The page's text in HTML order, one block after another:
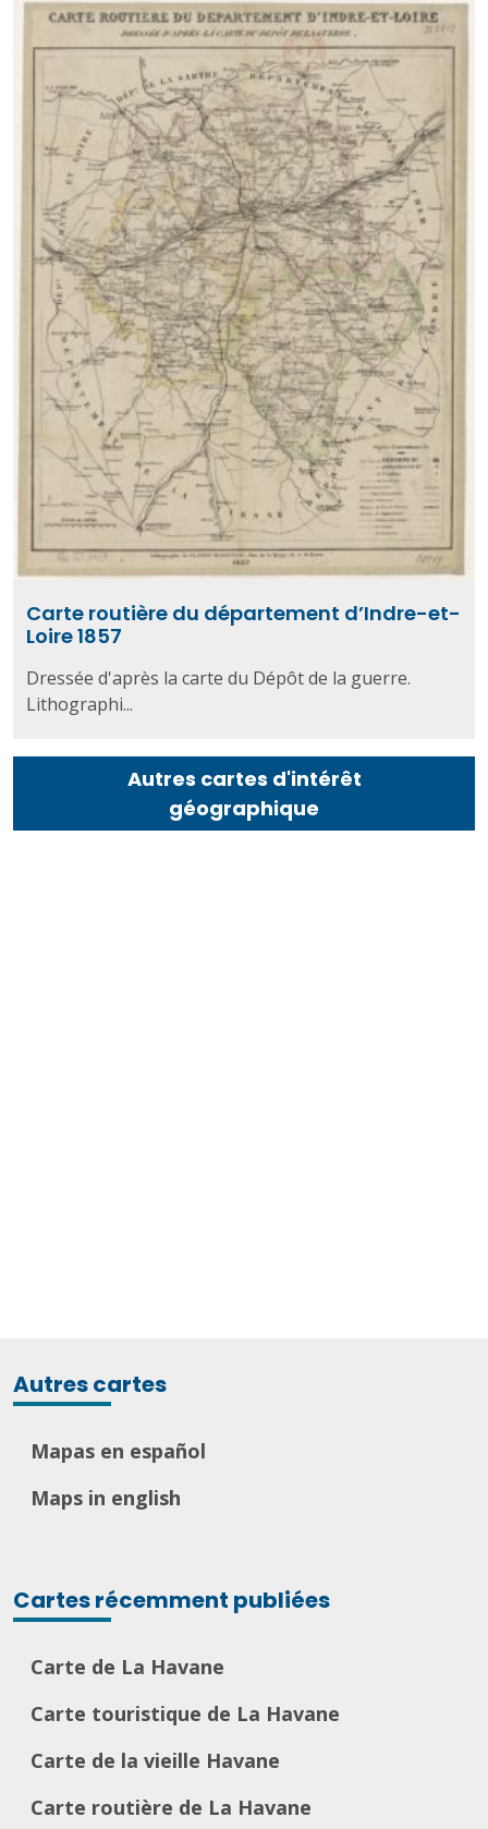
Carte routière du département d’Indre-et-
Loire 1857
Dressée d'après la carte du Dépôt de la guerre.
Lithographi...
Autres cartes d'intérêt
géographique
Autres cartes
Mapas en español
Maps in english
Cartes récemment publiées
Carte de La Havane
Carte touristique de La Havane
Carte de la vieille Havane
Carte routière de La Havane